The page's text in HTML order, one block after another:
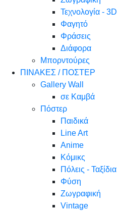
Τεχνολογία - 3D
Φαγητό
Φράσεις
Διάφορα
Μπορντούρες
ΠΙΝΑΚΕΣ / ΠΟΣΤΕΡ
Gallery Wall
σε Καμβά
Πόστερ
Παιδικά
Line Art
Anime
Κόμικς
Πόλεις - Ταξίδια
Φύση
Ζωγραφική
Vintage